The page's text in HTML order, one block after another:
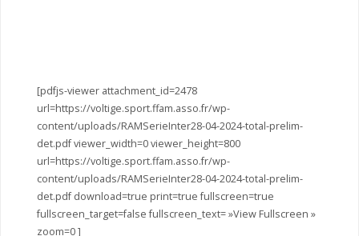
[pdfjs-viewer attachment_id=2478
url=https://voltige.sport.ffam.asso.fr/wp-
content/uploads/RAMSerieInter28-04-2024-total-prelim-
det.pdf viewer_width=0 viewer_height=800
url=https://voltige.sport.ffam.asso.fr/wp-
content/uploads/RAMSerieInter28-04-2024-total-prelim-
det.pdf download=true print=true fullscreen=true
fullscreen_target=false fullscreen_text= »View Fullscreen »
zoom=0 ]